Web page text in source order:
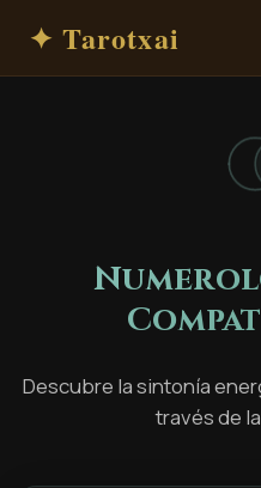
✦ Tarotxai
Descubre la sintonía
través de